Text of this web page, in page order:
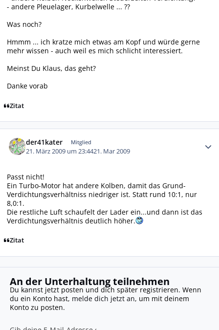
- andere Pleuelager, Kurbelwelle ... ??
Was noch?
Hmmm ... ich kratze mich etwas am Kopf und würde gerne
mehr wissen - auch weil es mich schlicht interessiert.
Meinst Du Klaus, das geht?
Danke vorab
Zitat
der41kater Mitglied
21. März 2009 um 23:4421. Mar 2009
Passt nicht!
Ein Turbo-Motor hat andere Kolben, damit das Grund-
Verdichtungsverhältniss niedriger ist. Statt rund 10:1, nur
8,0:1.
Die restliche Luft schaufelt der Lader ein...und dann ist das
Verdichtungsverhältnis deutlich höher.
Zitat
An der Unterhaltung teilnehmen
Du kannst jetzt posten und dich später registrieren. Wenn
du ein Konto hast, melde dich jetzt an, um mit deinem
Konto zu posten.